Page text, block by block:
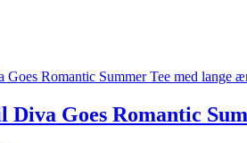
Goes Romantic